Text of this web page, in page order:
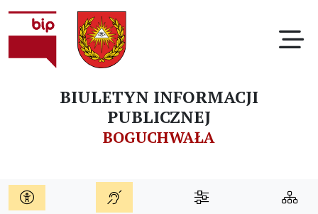
BIULETYN INFORMACJI
PUBLICZNEJ
BOGUCHWAŁA